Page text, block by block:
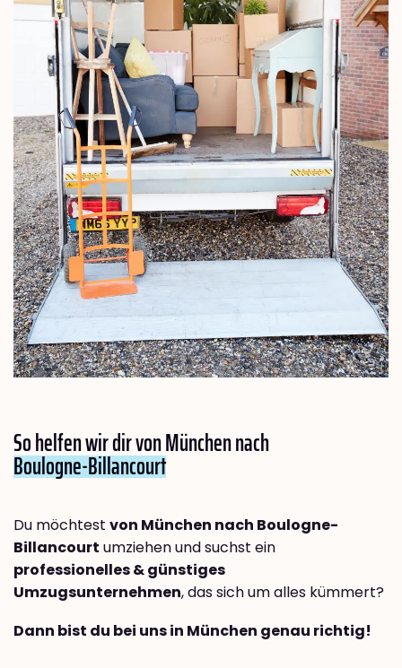
So helfen wir dir von München nach
Boulogne-Billancourt
Du möchtest von München nach Boulogne-
Billancourt umziehen und suchst ein
professionelles & günstiges
Umzugsunternehmen, das sich um alles kümmert?
Dann bist du bei uns in München genau richtig!